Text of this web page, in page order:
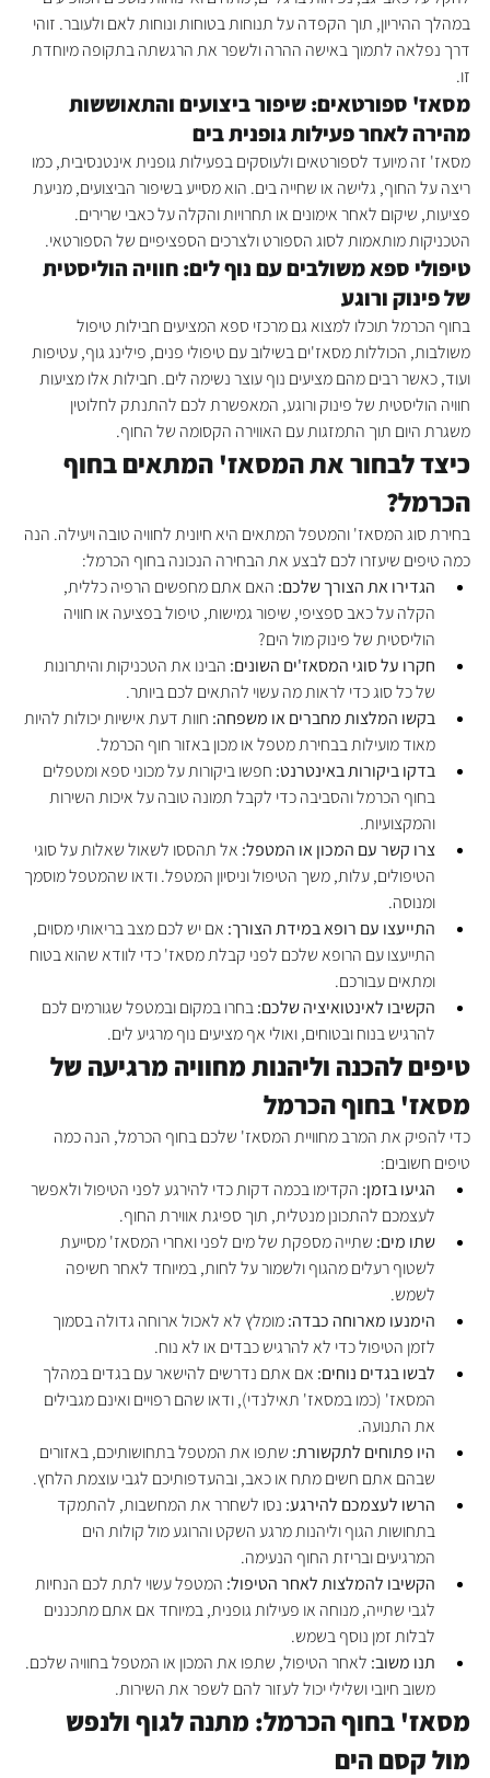
במהלך ההיריון, תוך הקפדה על תנוחות בטוחות ונוחות לאם ולעובר. זוהי
דרך נפלאה לתמוך באישה ההרה ולשפר את הרגשתה בתקופה מיוחדת
זו.
מסאז' ספורטאים: שיפור ביצועים והתאוששות
מהירה לאחר פעילות גופנית בים
מסאז' זה מיועד לספורטאים ולעוסקים בפעילות גופנית אינטנסיבית, כמו
ריצה על החוף, גלישה או שחייה בים. הוא מסייע בשיפור הביצועים, מניעת
פציעות, שיקום לאחר אימונים או תחרויות והקלה על כאבי שרירים.
הטכניקות מותאמות לסוג הספורט ולצרכים הספציפיים של הספורטאי.
טיפולי ספא משולבים עם נוף לים: חוויה הוליסטית
של פינוק ורוגע
בחוף הכרמל תוכלו למצוא גם מרכזי ספא המציעים חבילות טיפול
משולבות, הכוללות מסאז'ים בשילוב עם טיפולי פנים, פילינג גוף, עטיפות
ועוד, כאשר רבים מהם מציעים נוף עוצר נשימה לים. חבילות אלו מציעות
חוויה הוליסטית של פינוק ורוגע, המאפשרת לכם להתנתק לחלוטין
משגרת היום תוך התמזגות עם האווירה הקסומה של החוף.
כיצד לבחור את המסאז' המתאים בחוף
הכרמל?
בחירת סוג המסאז' והמטפל המתאים היא חיונית לחוויה טובה ויעילה. הנה
כמה טיפים שיעזרו לכם לבצע את הבחירה הנכונה בחוף הכרמל:
הגדירו את הצורך שלכם: האם אתם מחפשים הרפיה כללית,
הקלה על כאב ספציפי, שיפור גמישות, טיפול בפציעה או חוויה
הוליסטית של פינוק מול הים?
חקרו על סוגי המסאז'ים השונים: הבינו את הטכניקות והיתרונות
של כל סוג כדי לראות מה עשוי להתאים לכם ביותר.
בקשו המלצות מחברים או משפחה: חוות דעת אישיות יכולות להיות
מאוד מועילות בבחירת מטפל או מכון באזור חוף הכרמל.
בדקו ביקורות באינטרנט: חפשו ביקורות על מכוני ספא ומטפלים
בחוף הכרמל והסביבה כדי לקבל תמונה טובה על איכות השירות
והמקצועיות.
צרו קשר עם המכון או המטפל: אל תהססו לשאול שאלות על סוגי
הטיפולים, עלות, משך הטיפול וניסיון המטפל. ודאו שהמטפל מוסמך
ומנוסה.
התייעצו עם רופא במידת הצורך: אם יש לכם מצב בריאותי מסוים,
התייעצו עם הרופא שלכם לפני קבלת מסאז' כדי לוודא שהוא בטוח
ומתאים עבורכם.
הקשיבו לאינטואיציה שלכם: בחרו במקום ובמטפל שגורמים לכם
להרגיש בנוח ובטוחים, ואולי אף מציעים נוף מרגיע לים.
טיפים להכנה וליהנות מחוויה מרגיעה של
מסאז' בחוף הכרמל
כדי להפיק את המרב מחוויית המסאז' שלכם בחוף הכרמל, הנה כמה
טיפים חשובים:
הגיעו בזמן: הקדימו בכמה דקות כדי להירגע לפני הטיפול ולאפשר
לעצמכם להתכונן מנטלית, תוך ספיגת אווירת החוף.
שתו מים: שתייה מספקת של מים לפני ואחרי המסאז' מסייעת
לשטוף רעלים מהגוף ולשמור על לחות, במיוחד לאחר חשיפה
לשמש.
הימנעו מארוחה כבדה: מומלץ לא לאכול ארוחה גדולה בסמוך
לזמן הטיפול כדי לא להרגיש כבדים או לא נוח.
לבשו בגדים נוחים: אם אתם נדרשים להישאר עם בגדים במהלך
המסאז' (כמו במסאז' תאילנדי), ודאו שהם רפויים ואינם מגבילים
את התנועה.
היו פתוחים לתקשורת: שתפו את המטפל בתחושותיכם, באזורים
שבהם אתם חשים מתח או כאב, ובהעדפותיכם לגבי עוצמת הלחץ.
הרשו לעצמכם להירגע: נסו לשחרר את המחשבות, להתמקד
בתחושות הגוף וליהנות מרגע השקט והרוגע מול קולות הים
המרגיעים ובריזת החוף הנעימה.
הקשיבו להמלצות לאחר הטיפול: המטפל עשוי לתת לכם הנחיות
לגבי שתייה, מנוחה או פעילות גופנית, במיוחד אם אתם מתכננים
לבלות זמן נוסף בשמש.
תנו משוב: לאחר הטיפול, שתפו את המכון או המטפל בחוויה שלכם.
משוב חיובי ושלילי יכול לעזור להם לשפר את השירות.
מסאז' בחוף הכרמל: מתנה לגוף ולנפש
מול קסם הים